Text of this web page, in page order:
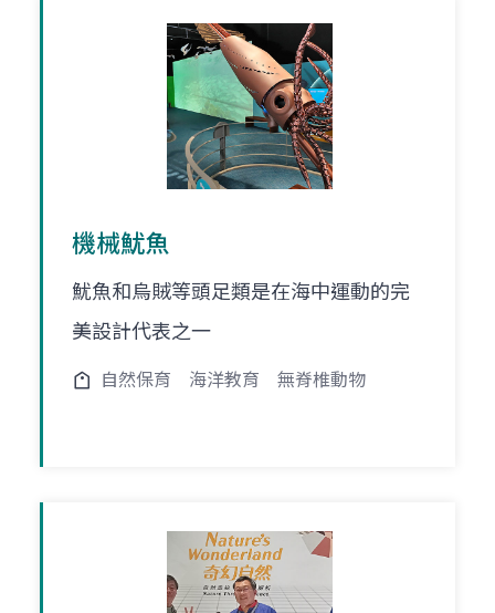
機械魷魚
魷魚和烏賊等頭足類是在海中運動的完
美設計代表之一
自然保育 海洋教育 無脊椎動物